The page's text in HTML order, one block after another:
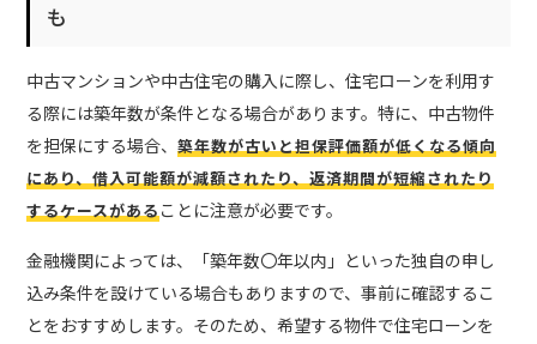
も
中古マンションや中古住宅の購入に際し、住宅ローンを利用す
る際には築年数が条件となる場合があります。特に、中古物件
を担保にする場合、築年数が古いと担保評価額が低くなる傾向
にあり、借入可能額が減額されたり、返済期間が短縮されたり
するケースがあることに注意が必要です。
金融機関によっては、「築年数〇年以内」といった独自の申し
込み条件を設けている場合もありますので、事前に確認するこ
とをおすすめします。そのため、希望する物件で住宅ローンを